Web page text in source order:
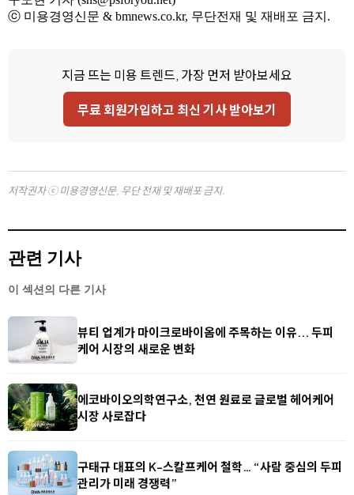
ⓒ 미용경영신문 & bmnews.co.kr, 무단전재 및 재배포 금지.
지금 뜨는 미용 트렌드, 가장 먼저 받아보세요
무료 회원가입하고 최신 기사 받아보기
저작권자 ⓒ 미용경영신문, 무단 전재 및 재배포 금지.
관련 기사
이 섹션의 다른 기사
뷰티 업계가 마이크로바이옴에 주목하는 이유... 두피
케어 시장의 새로운 변화
에코바이오의학연구소, 천연 원료로 글로벌 헤어케어
시장 사로잡다
구태규 대표의 K-스칼프케어 철학… “사람 중심의 두피
관리가 미래 경쟁력”